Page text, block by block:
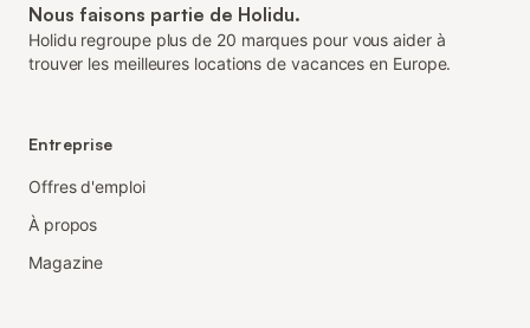
Nous faisons partie de Holidu.
Holidu regroupe plus de 20 marques pour vous aider à
trouver les meilleures locations de vacances en Europe.
Entreprise
Offres d'emploi
À propos
Magazine